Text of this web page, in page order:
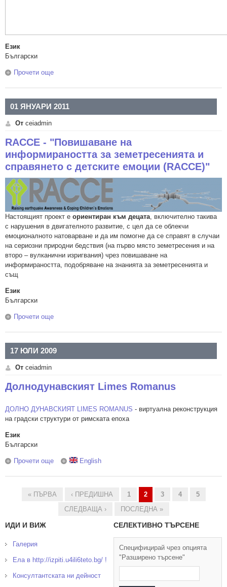
Език
Български
Прочети още
01 ЯНУАРИ 2011
От ceiadmin
RACCE - "Повишаване на
информираността за земетресенията и
справянето с детските емоции (RACCE)"
Настоящият проект е ориентиран към децата, включително такива
с нарушения в двигателното развитие, с цел да се облекчи
емоционалното натоварване и да им помогне да се справят в случаи
на сериозни природни бедствия (на първо място земетресения и на
второ – вулканични изригвания) чрез повишаване на
информираността, подобряване на знанията за земетресенията и
същ
Език
Български
Прочети още
17 ЮЛИ 2009
От ceiadmin
Долнодунавският Limes Romanus
ДОЛНО ДУНАВСКИЯТ LIMES ROMANUS - виртуална реконструкция
на градски структури от римската епоха
Език
Български
Прочети още about Долнодунавският Limes Romanus
English
« ПЪРВА ‹ ПРЕДИШНА 1 2 3 4
5
СЛЕДВАЩА ›
ПОСЛЕДНА »
ИДИ И ВИЖ
Галерия
Ела в http://izpiti.u4ili6teto.bg/ !
Консултантската ни дейност
СЕЛЕКТИВНО ТЪРСЕНЕ
Специфицирай чрез опцията
"Разширено търсене"